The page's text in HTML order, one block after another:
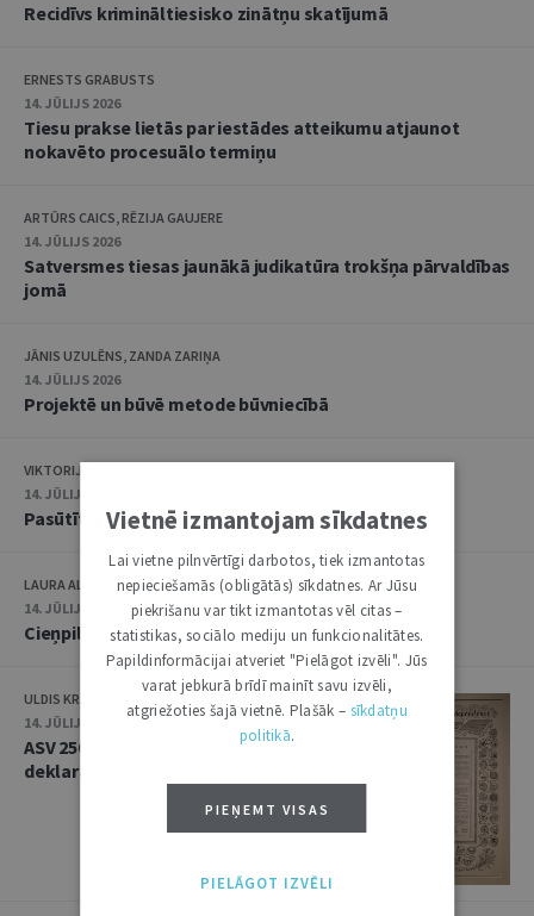
Recidīvs krimināltiesisko zinātņu skatījumā
ERNESTS GRABUSTS
14. JŪLIJS 2026
Tiesu prakse lietās par iestādes atteikumu atjaunot
nokavēto procesuālo termiņu
ARTŪRS CAICS, RĒZIJA GAUJERE
14. JŪLIJS 2026
Satversmes tiesas jaunākā judikatūra trokšņa pārvaldības
jomā
JĀNIS UZULĒNS, ZANDA ZARIŅA
14. JŪLIJS 2026
Projektē un būvē metode būvniecībā
VIKTORIJA TAISONE
14. JŪLIJS 2026
Pasūtītāja pārstāvis – inženieris
LAURA ALEKSANDRA BIŠERE
14. JŪLIJS 2026
Cieņpilna nāve kā daļa no tiesībām uz privāto dzīvi
ULDIS KRASTIŅŠ
14. JŪLIJS 2026
ASV 250 – kur meklēt Neatkarības
deklarācijas oriģinālu?
Vietnē izmantojam sīkdatnes
Lai vietne pilnvērtīgi darbotos, tiek izmantotas
nepieciešamās (obligātās) sīkdatnes. Ar Jūsu
piekrišanu var tikt izmantotas vēl citas –
statistikas, sociālo mediju un funkcionalitātes.
Papildinformācijai atveriet "Pielāgot izvēli". Jūs
varat jebkurā brīdī mainīt savu izvēli,
atgriežoties šajā vietnē. Plašāk – sīkdatņu
politikā.
PIEŅEMT VISAS
PIELĀGOT IZVĒLI